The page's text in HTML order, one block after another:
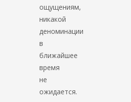
ощущениям,
никакой
деноминации
в
ближайшее
время
не
ожидается.